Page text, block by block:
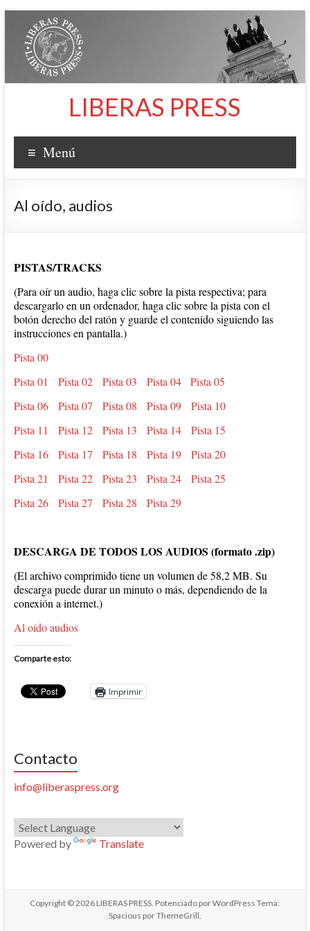
contenido
LIBERAS PRESS
Menú
Al oído, audios
PISTAS/TRACKS
(Para oír un audio, haga clic sobre la pista respectiva; para
descargarlo en un ordenador, haga clic sobre la pista con el
botón derecho del ratón y guarde el contenido siguiendo las
instrucciones en pantalla.)
Pista 00
Pista 01
Pista 02 Pista 03 Pista 04
Pista 05
Pista 06
Pista 07 Pista 08 Pista 09
Pista 10
Pista 11
Pista 12 Pista 13 Pista 14
Pista 15
Pista 16
Pista 17 Pista 18 Pista 19
Pista 20
Pista 21
Pista 22 Pista 23 Pista 24
Pista 25
Pista 26
Pista 27 Pista 28 Pista 29
DESCARGA DE TODOS LOS AUDIOS (formato .zip)
(El archivo comprimido tiene un volumen de 58,2 MB. Su
descarga puede durar un minuto o más, dependiendo de la
conexión a internet.)
Al oído audios
Comparte esto:
Imprimir
Contacto
info@liberaspress.org
Powered by Translate
Copyright © 2026 LIBERAS PRESS. Potenciado porWordPress Tema:
Spacious porThemeGrill.